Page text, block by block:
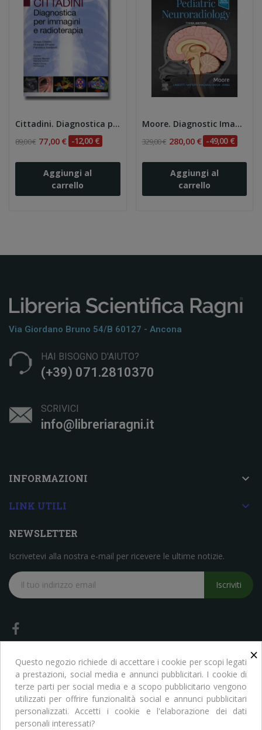
Cittadini. Diagnostica per immagini e radioterapia
89,00 € 77,00 € -12,00 €
Aggiungi al
carrello
Moore. Diagnostic Imaging: Pediatric...
329,00 € 280,00 € -49,00 €
Aggiungi al
carrello
Via Giordano Bruno 54/b 60127 - Ancona
HAI BISOGNO D'AIUTO?
(+39) 071.2810370
SCRIVICI
info@libreriaragni.it
INFORMAZIONI 
LINK UTILI 
NEWSLETTER
Iscrivetevi alla nostra e-mail per ricevere le ultime notizie.
Iscriviti
Copyright © Libreria Scientifica Ragni. Tutti i Diritti Riservati
×
Questo negozio richiede di accettare i cookie per scopi legati
a prestazioni, social media e annunci pubblicitari. I cookie di
terze parti per social media e a scopo pubblicitario vengono
utilizzati per offrire funzionalità social e annunci pubblicitari
personalizzati. Accetti i cookie e l'elaborazione dei dati
personali interessati?